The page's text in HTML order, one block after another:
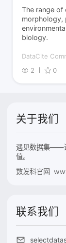
The range of
morphology,
biology.
DataCite
2
0
关于我们
遇见数据集——
值。
数发科官网
联系我们